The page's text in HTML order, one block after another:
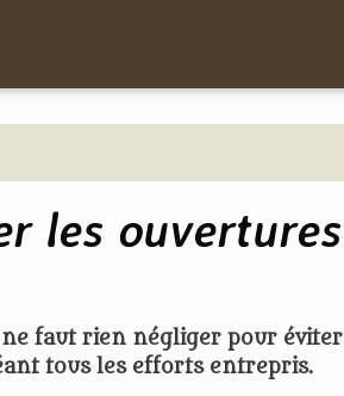
les ouvertures
faut rien négliger pour éviter
tous les efforts entrepris.